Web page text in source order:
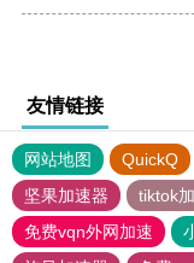
友情链接
网站地图 QuickQ
坚果加速器
tiktok
免费vqn外网加速